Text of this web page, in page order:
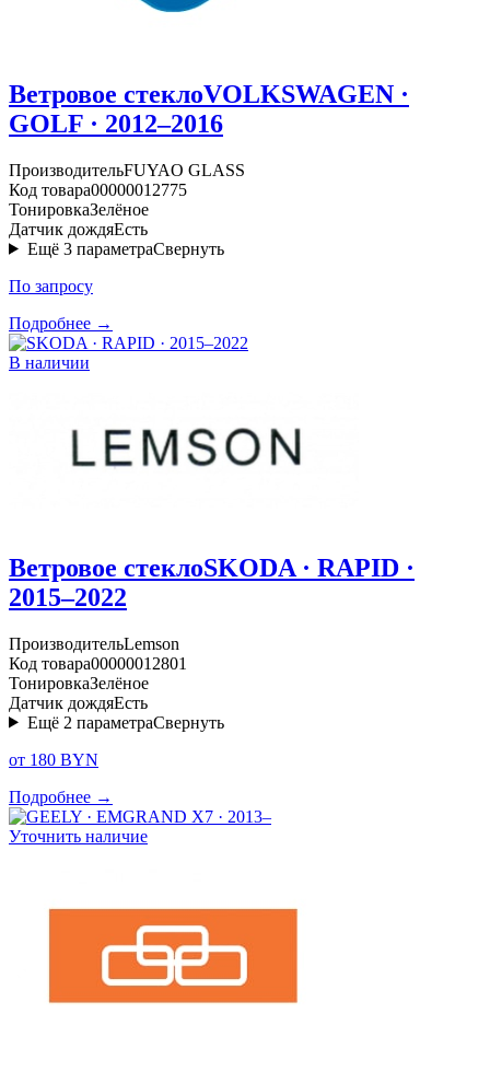
Ветровое стеклоVOLKSWAGEN ·
GOLF · 2012–2016
ПроизводительFUYAO GLASS
Код товара00000012775
ТонировкаЗелёное
Датчик дождяЕсть
Ещё 3 параметраСвернуть
По запросу
Подробнее →
В наличии
Ветровое стеклоSKODA · RAPID ·
2015–2022
ПроизводительLemson
Код товара00000012801
ТонировкаЗелёное
Датчик дождяЕсть
Ещё 2 параметраСвернуть
от 180 BYN
Подробнее →
Уточнить наличие